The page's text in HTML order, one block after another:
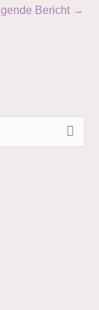
Bericht →